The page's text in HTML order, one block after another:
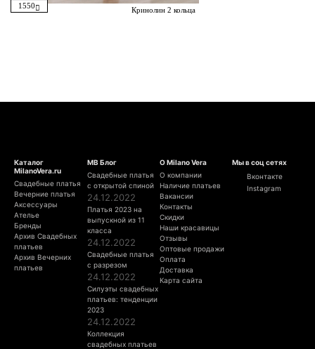
1550 Кринолин 2 кольца
Каталог
MilanoVera.ru
Свадебные платья
Вечерние платья
Аксессуары
Ателье
Бренды
Архив Свадебных
платьев
Архив Вечерних
платьев
МВ Блог
Свадебные платья
с открытой спиной
24.12.2022
Платья 2023 на
выпускной из 11
класса
24.12.2022
Свадебные платья
с разрезом
24.12.2022
Силуэты свадебных
платьев: тенденции
2023
24.12.2022
Коллекция
свадебных платьев
О Milano Vera
О компании
Наличие платьев
Вакансии
Контакты
Скидки
Наши красавицы
Отзывы
Оптовые продажи
Оплата
Доставка
Карта сайта
Мы в соц сетях
Вконтакте
Instagram